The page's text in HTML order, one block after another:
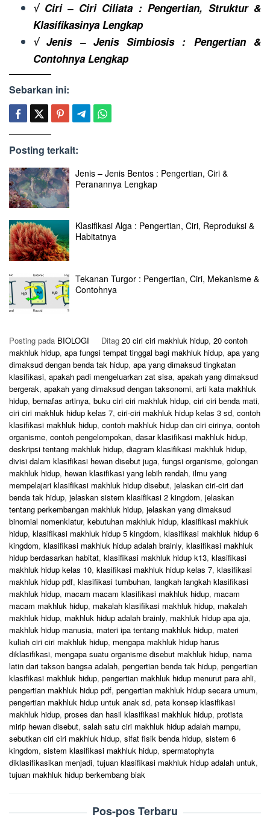
√ Ciri – Ciri Ciliata : Pengertian, Struktur &
Klasifikasinya Lengkap
√ Jenis – Jenis Simbiosis : Pengertian &
Contohnya Lengkap
Sebarkan ini:
Posting terkait:
Jenis – Jenis Bentos : Pengertian, Ciri &
Peranannya Lengkap
Klasifikasi Alga : Pengertian, Ciri, Reproduksi &
Habitatnya
Tekanan Turgor : Pengertian, Ciri, Mekanisme &
Contohnya
Posting pada BIOLOGI Ditag 20 ciri ciri makhluk hidup, 20 contoh
makhluk hidup, apa fungsi tempat tinggal bagi makhluk hidup, apa yang
dimaksud dengan benda tak hidup, apa yang dimaksud tingkatan
klasifikasi, apakah padi mengeluarkan zat sisa, apakah yang dimaksud
bergerak, apakah yang dimaksud dengan taksonomi, arti kata makhluk
hidup, bernafas artinya, buku ciri ciri makhluk hidup, ciri ciri benda mati,
ciri ciri makhluk hidup kelas 7, ciri-ciri makhluk hidup kelas 3 sd, contoh
klasifikasi makhluk hidup, contoh makhluk hidup dan ciri cirinya, contoh
organisme, contoh pengelompokan, dasar klasifikasi makhluk hidup,
deskripsi tentang makhluk hidup, diagram klasifikasi makhluk hidup,
divisi dalam klasifikasi hewan disebut juga, fungsi organisme, golongan
makhluk hidup, hewan klasifikasi yang lebih rendah, ilmu yang
mempelajari klasifikasi makhluk hidup disebut, jelaskan ciri-ciri dari
benda tak hidup, jelaskan sistem klasifikasi 2 kingdom, jelaskan
tentang perkembangan makhluk hidup, jelaskan yang dimaksud
binomial nomenklatur, kebutuhan makhluk hidup, klasifikasi makhluk
hidup, klasifikasi makhluk hidup 5 kingdom, klasifikasi makhluk hidup 6
kingdom, klasifikasi makhluk hidup adalah brainly, klasifikasi makhluk
hidup berdasarkan habitat, klasifikasi makhluk hidup k13, klasifikasi
makhluk hidup kelas 10, klasifikasi makhluk hidup kelas 7, klasifikasi
makhluk hidup pdf, klasifikasi tumbuhan, langkah langkah klasifikasi
makhluk hidup, macam macam klasifikasi makhluk hidup, macam
macam makhluk hidup, makalah klasifikasi makhluk hidup, makalah
makhluk hidup, makhluk hidup adalah brainly, makhluk hidup apa aja,
makhluk hidup manusia, materi ipa tentang makhluk hidup, materi
kuliah ciri ciri makhluk hidup, mengapa makhluk hidup harus
diklasifikasi, mengapa suatu organisme disebut makhluk hidup, nama
latin dari takson bangsa adalah, pengertian benda tak hidup, pengertian
klasifikasi makhluk hidup, pengertian makhluk hidup menurut para ahli,
pengertian makhluk hidup pdf, pengertian makhluk hidup secara umum,
pengertian makhluk hidup untuk anak sd, peta konsep klasifikasi
makhluk hidup, proses dan hasil klasifikasi makhluk hidup, protista
mirip hewan disebut, salah satu ciri makhluk hidup adalah mampu,
sebutkan ciri ciri makhluk hidup, sifat fisik benda hidup, sistem 6
kingdom, sistem klasifikasi makhluk hidup, spermatophyta
diklasifikasikan menjadi, tujuan klasifikasi makhluk hidup adalah untuk,
tujuan makhluk hidup berkembang biak
Pos-pos Terbaru